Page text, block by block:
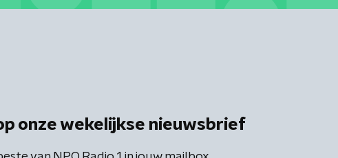
onze wekelijkse nieuwsbrief